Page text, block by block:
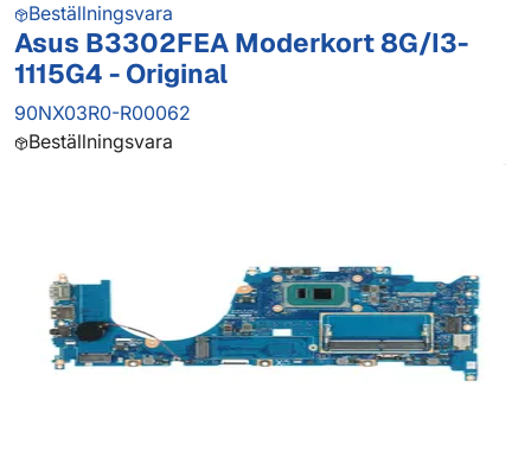
Beställningsvara
Asus B3302FEA Moderkort 8G/I3-
1115G4 - Original
90NX03R0-R00062
Beställningsvara